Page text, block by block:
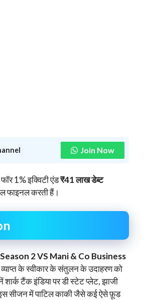
Join Now
1% इक्विटी एंड₹41 लाख डेब्ट
फाइनल करती हैं।
2 VS Mani & Co Business
के स्वीकार के संतुलन के उदाहरण को
शार्क टैंक इंडिया पर डी स्टेट प्लेट, झाजी
सीजन में पाटिल काकी जैसे कई ऐसे फ़ूड